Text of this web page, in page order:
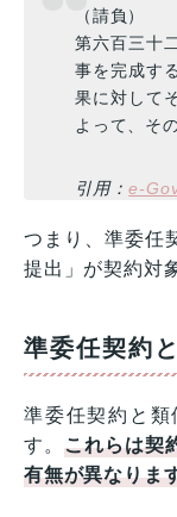
（請負）
第六百三十
事を完成す
果に対して
よって、そ
引用：e-
つまり、準委任
提出」が契約対
準委任契約
準委任契約と類
す。これらは契
有無が異なりま